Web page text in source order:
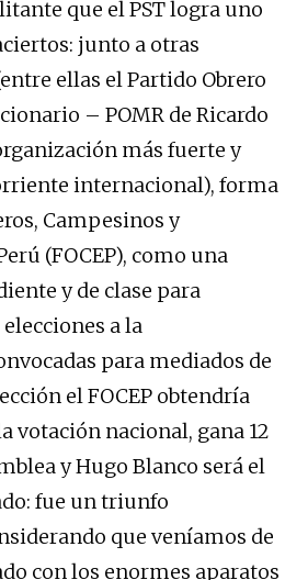
que el PST logra uno
junto a otras
ellas el Partido Obrero
– POMR de Ricardo
más fuerte y
internacional), forma
Campesinos y
(FOCEP), como una
y de clase para
a la
para mediados de
el FOCEP obtendría
votación nacional, gana 12
y Hugo Blanco será el
fue un triunfo
que veníamos de
con los enormes aparatos